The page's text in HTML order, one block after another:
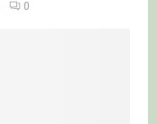
0